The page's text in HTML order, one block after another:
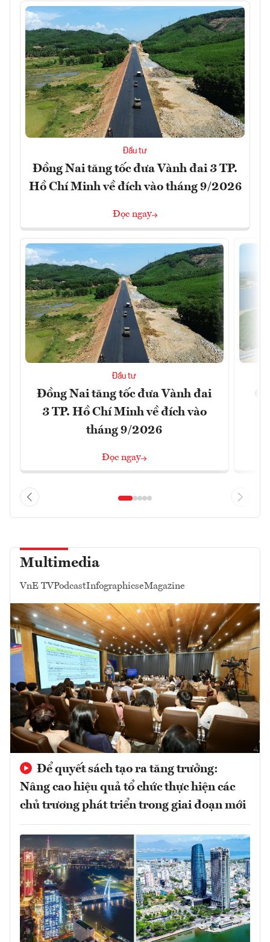
Đầu tư
Đồng Nai tăng tốc đưa Vành đai 3 TP.
Hồ Chí Minh về đích vào tháng 9/2026
Đọc ngay
Đầu tư
Đồng Nai tăng tốc đưa Vành đai
3 TP. Hồ Chí Minh về đích vào
tháng 9/2026
Đọc ngay
Multimedia
VnE TVPodcastInfographicseMagazine
Để quyết sách tạo ra tăng trưởng:
Nâng cao hiệu quả tổ chức thực hiện các
chủ trương phát triển trong giai đoạn mới